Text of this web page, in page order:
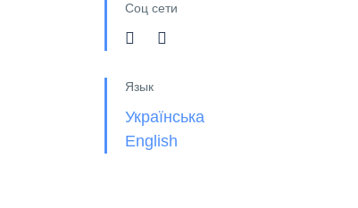
Соц сети
Язык
Українська
English